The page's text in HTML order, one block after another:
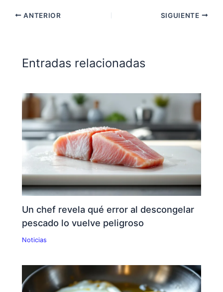
ANTERIOR SIGUIENTE
Entradas relacionadas
Un chef revela qué error al descongelar
pescado lo vuelve peligroso
Noticias